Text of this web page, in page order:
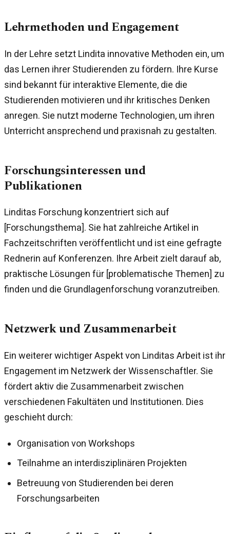
Lehrmethoden und Engagement
In der Lehre setzt Lindita innovative Methoden ein, um
das Lernen ihrer Studierenden zu fördern. Ihre Kurse
sind bekannt für interaktive Elemente, die die
Studierenden motivieren und ihr kritisches Denken
anregen. Sie nutzt moderne Technologien, um ihren
Unterricht ansprechend und praxisnah zu gestalten.
Forschungsinteressen und
Publikationen
Linditas Forschung konzentriert sich auf
[Forschungsthema]. Sie hat zahlreiche Artikel in
Fachzeitschriften veröffentlicht und ist eine gefragte
Rednerin auf Konferenzen. Ihre Arbeit zielt darauf ab,
praktische Lösungen für [problematische Themen] zu
finden und die Grundlagenforschung voranzutreiben.
Netzwerk und Zusammenarbeit
Ein weiterer wichtiger Aspekt von Linditas Arbeit ist ihr
Engagement im Netzwerk der Wissenschaftler. Sie
fördert aktiv die Zusammenarbeit zwischen
verschiedenen Fakultäten und Institutionen. Dies
geschieht durch:
Organisation von Workshops
Teilnahme an interdisziplinären Projekten
Betreuung von Studierenden bei deren
Forschungsarbeiten